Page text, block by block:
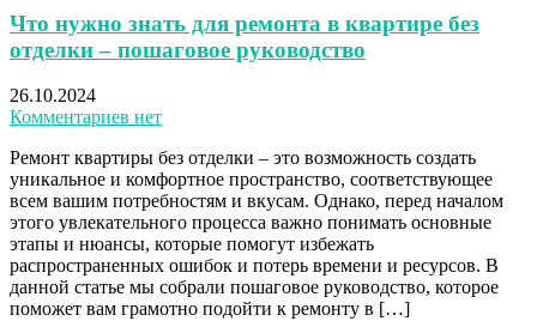
Что нужно знать для ремонта в квартире без
отделки – пошаговое руководство
26.10.2024
Комментариев нет
Ремонт квартиры без отделки – это возможность создать
уникальное и комфортное пространство, соответствующее
всем вашим потребностям и вкусам. Однако, перед началом
этого увлекательного процесса важно понимать основные
этапы и нюансы, которые помогут избежать
распространенных ошибок и потерь времени и ресурсов. В
данной статье мы собрали пошаговое руководство, которое
поможет вам грамотно подойти к ремонту в […]